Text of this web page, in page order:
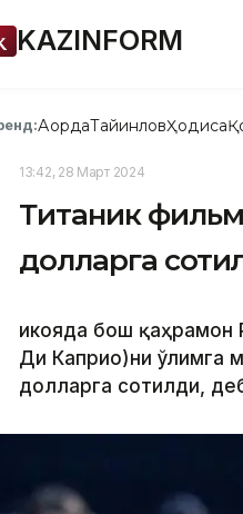
KAZINFORM
АқордаТайинловҲодиса
13:42, 28 Март 2024
Титаник
долларга
Ҳикояда бош
Ди Каприо)ни ўлимга
долларга сотилди,